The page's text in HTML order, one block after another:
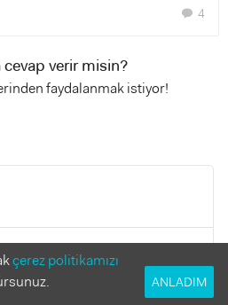
chat 4
verir misin?
faydalanmak istiyor!
kendi yiyo o ayda artık yaa
asla tv ve oyunla yedirmeyin
bu inat tabi yeme problemi olur
çerez politikamızı
ANLADIM